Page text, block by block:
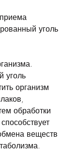
уголь
уголь
организм
обработки
веществ